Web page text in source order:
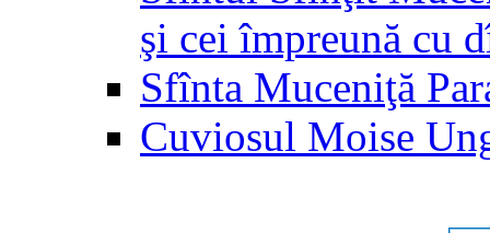
şi cei împreună cu
Sfînta Muceniţă
Cuviosul Moise